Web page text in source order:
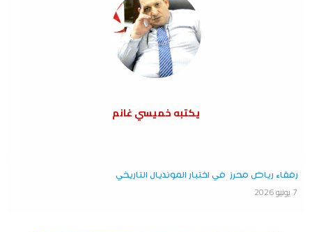
يكتبه خميسي غانم
رفقاء رياض محرز في اختبار المونديال التاريخي
7 يونيو 2026